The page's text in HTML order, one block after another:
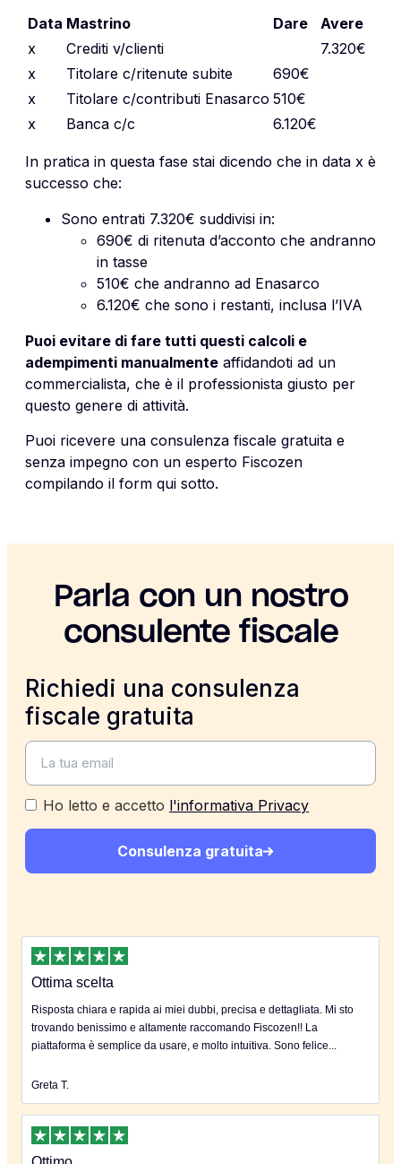
Data Mastrino Dare
Avere
x
Crediti v/clienti
7.320€
x
Titolare c/ritenute subite
690€
x
Titolare c/contributi Enasarco 510€
x
Banca c/c 6.120€
In pratica in questa fase stai dicendo che in data x è
successo che:
Sono entrati 7.320€ suddivisi in:
690€ di ritenuta d’acconto che andranno
in tasse
510€ che andranno ad Enasarco
6.120€ che sono i restanti, inclusa l’IVA
Puoi evitare di fare tutti questi calcoli e
adempimenti manualmente affidandoti ad un
commercialista, che è il professionista giusto per
questo genere di attività.
Puoi ricevere una consulenza fiscale gratuita e
senza impegno con un esperto Fiscozen
compilando il form qui sotto.
Parla con un nostro
consulente fiscale
Richiedi una consulenza
fiscale gratuita
Ho letto e accetto l'informativa Privacy
Consulenza gratuita
Ottima scelta
Risposta chiara e rapida ai miei dubbi, precisa e dettagliata. Mi sto
trovando benissimo e altamente raccomando Fiscozen!! La
piattaforma è semplice da usare, e molto intuitiva. Sono felice...
Greta T.